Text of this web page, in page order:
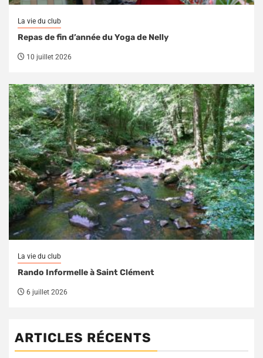
La vie du club
Repas de fin d’année du Yoga de Nelly
10 juillet 2026
La vie du club
Rando Informelle à Saint Clément
6 juillet 2026
ARTICLES RÉCENTS